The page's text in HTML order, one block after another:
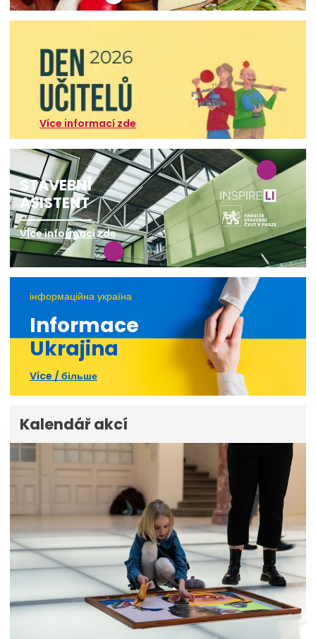
Více informací zde
STAVEBNÍ
ASISTENT
Více informací zde
інформаційна україна
Informace
Ukrajina
Více / більше
Kalendář akcí